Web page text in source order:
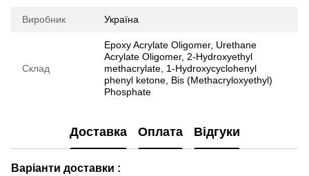
Виробник Україна
Склад
Epoxy Acrylate Oligomer, Urethane
Acrylate Oligomer, 2-Hydroxyethyl
methacrylate, 1-Hydroxycyclohenyl
phenyl ketone, Bis (Methacryloxyethyl)
Phosphate
Доставка Оплата Відгуки
Варіанти доставки :